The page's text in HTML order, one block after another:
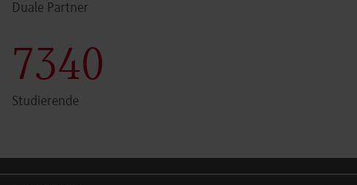
Duale Partner
7341
Studierende